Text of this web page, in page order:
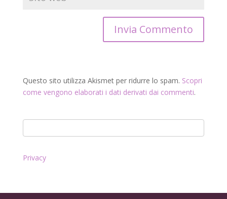
Questo sito utilizza Akismet per ridurre lo spam. Scopri
come vengono elaborati i dati derivati dai commenti.
Privacy